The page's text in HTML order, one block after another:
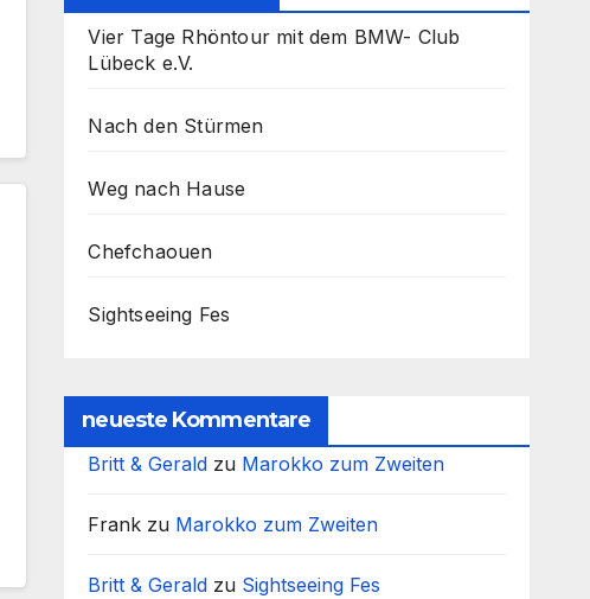
Vier Tage Rhöntour mit dem BMW- Club
Lübeck e.V.
Nach den Stürmen
Weg nach Hause
Chefchaouen
Sightseeing Fes
neueste Kommentare
Britt & Gerald zu Marokko zum Zweiten
Frank zu Marokko zum Zweiten
Britt & Gerald zu Sightseeing Fes